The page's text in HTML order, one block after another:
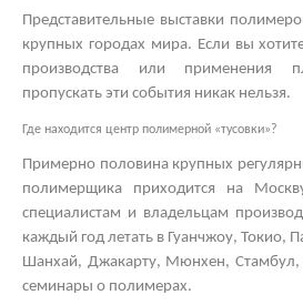
Представительные выставки
крупных городах мира. Если вы
производства или применения
пропускать эти события никак нельзя.
Где находится центр полимерной «тусовки»?
Примерно половина крупных
полимерщика приходится на
специалистам и владельцам
каждый год летать в Гуанчжоу, Токио,
Шанхай, Джакарту, Мюнхен, Стамбул,
семинары о полимерах.